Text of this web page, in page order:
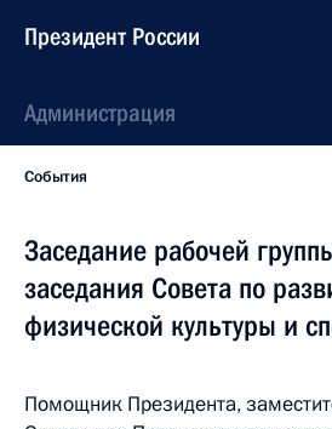
Президент России
Администрация
События
Заседание рабочей
заседания Совета по
физической культуры и
Помощник Президента,